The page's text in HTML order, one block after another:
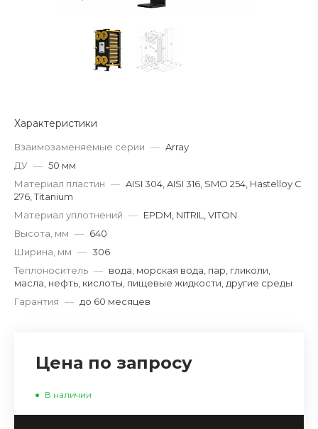
Характеристики
Взаимозаменяемые серии — Array
ДУ — 50 мм
Материал пластин — AISI 304, AISI 316, SMO 254, Hastelloy C
276, Titanium
Материал уплотнений — EPDM, NITRIL, VITON
Высота, мм — 640
Ширина, мм — 306
Теплоноситель — вода, морская вода, пар, гликоли,
масла, нефть, кислоты, пищевые жидкости, другие среды
Гарантия — до 60 месяцев
Цена по запросу
В наличии